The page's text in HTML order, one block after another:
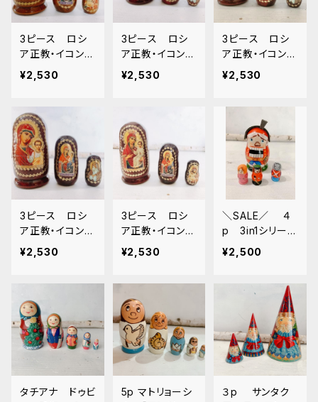
3ピース ロシ
ア正教・イコンの
マトリョーシカ
¥2,530
3ピース ロシ
ア正教・イコンの
マトリョーシカ
[Vladimir Moth
¥2,530
3ピース ロシ
ア正教・イコンの
マトリョーシカ
[Jerusalem M
¥2,530
3ピース ロシ
ア正教・イコンの
マトリョーシカ K
azan Mother o
¥2,530
3ピース ロシ
ア正教・イコンの
マトリョーシカ r
edeemer (1)
¥2,530
＼SALE／ ４
p 3in1シリー
ズ ニキーチン
工房マトリョーシ
人形」バレエ
¥2,500
タチアナ ドゥビ
5p マトリョーシ
３p サンタク